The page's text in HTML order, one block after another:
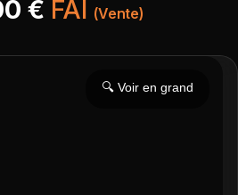
€ FAI (Vente)
🔍 Voir en grand